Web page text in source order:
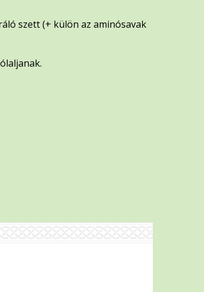
szett (+ külön az aminósavak